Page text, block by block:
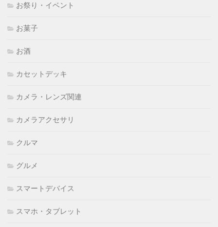
お祭り・イベント
お菓子
お酒
カセットデッキ
カメラ・レンズ関連
カメラアクセサリ
クルマ
グルメ
スマートデバイス
スマホ・タブレット